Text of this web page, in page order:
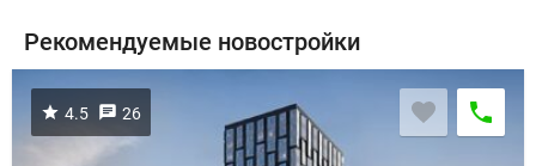
Рекомендуемые новостройки
4.5 26